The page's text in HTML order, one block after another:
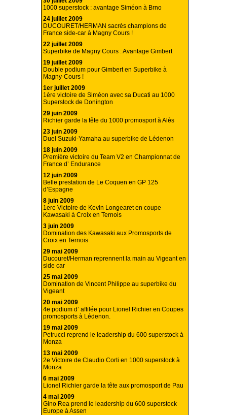
1000 superstock : avantage Siméon à Brno
24 juillet 2009
DUCOURET/HERMAN sacrés champions de
France side-car à Magny Cours !
22 juillet 2009
Superbike de Magny Cours : Avantage Gimbert
19 juillet 2009
Double podium pour Gimbert en Superbike à
Magny-Cours !
1er juillet 2009
1ère victoire de Siméon avec sa Ducati au 1000
Superstock de Donington
29 juin 2009
Richier garde la tête du 1000 promosport à Alès
23 juin 2009
Duel Suzuki-Yamaha au superbike de Lédenon
18 juin 2009
Première victoire du Team V2 en Championnat de
France d’ Endurance
12 juin 2009
Belle prestation de Le Coquen en GP 125
d’Espagne
8 juin 2009
1ere Victoire de Kevin Longearet en coupe
Kawasaki à Croix en Ternois
3 juin 2009
Domination des Kawasaki aux Promosports de
Croix en Ternois
29 mai 2009
Ducouret/Herman reprennent la main au Vigeant en
side car
25 mai 2009
Domination de Vincent Philippe au superbike du
Vigeant
20 mai 2009
4e podium d’ affilée pour Lionel Richier en Coupes
promosports à Lédenon.
19 mai 2009
Petrucci reprend le leadership du 600 superstock à
Monza
13 mai 2009
2e Victoire de Claudio Corti en 1000 superstock à
Monza
6 mai 2009
Lionel Richier garde la tête aux promosport de Pau
4 mai 2009
Gino Rea prend le leadership du 600 superstock
Europe à Assen